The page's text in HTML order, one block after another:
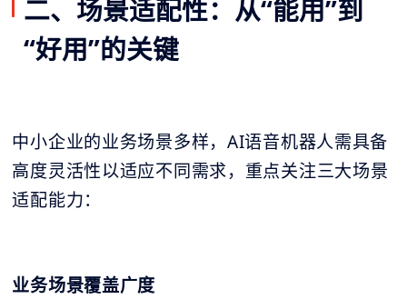
二、场景适配性：从“能用”到
“好用”的关键
中小企业的业务场景多样，AI语音机器人需具备
高度灵活性以适应不同需求，重点关注三大场景
适配能力：
业务场景覆盖广度